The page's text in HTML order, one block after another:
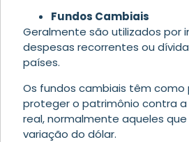
Fundos Cambiais
Geralmente são utilizados por
despesas recorrentes ou
países.
Os fundos cambiais têm como
proteger o patrimônio contra
real, normalmente aqueles
variação do dólar.